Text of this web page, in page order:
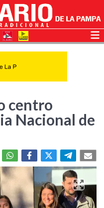
centro
Nacional de